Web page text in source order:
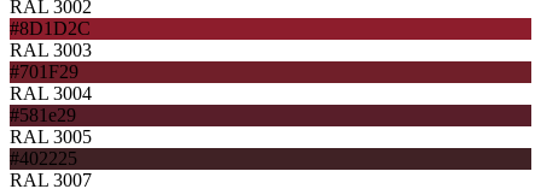
RAL 3002
#8D1D2C
RAL 3003
#701F29
RAL 3004
#581e29
RAL 3005
#402225
RAL 3007